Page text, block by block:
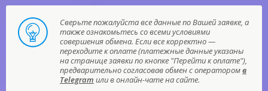
Сверьте пожалуйста все данные по Вашей заявке, а
также ознакомьтесь со всеми условиями
совершения обмена. Если все корректно —
переходите к оплате (платежные данные указаны
на странице заявки по кнопке "Перейти к оплате"),
предварительно согласовав обмен с операторомв
Telegram или в онлайн-чате на сайте.